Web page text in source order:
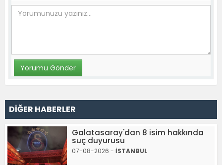
DİĞER HABERLER
Galatasaray'dan 8 isim hakkında
suç duyurusu
07-08-2026 - İSTANBUL